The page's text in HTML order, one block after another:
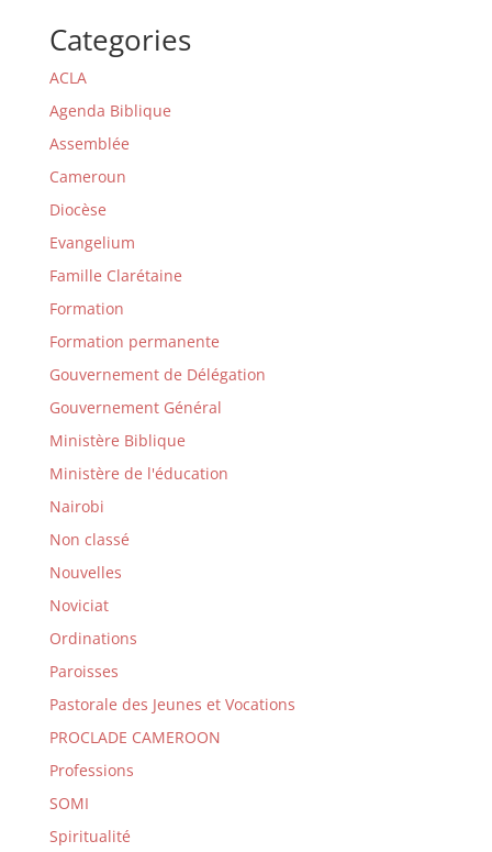
Categories
ACLA
Agenda Biblique
Assemblée
Cameroun
Diocèse
Evangelium
Famille Clarétaine
Formation
Formation permanente
Gouvernement de Délégation
Gouvernement Général
Ministère Biblique
Ministère de l'éducation
Nairobi
Non classé
Nouvelles
Noviciat
Ordinations
Paroisses
Pastorale des Jeunes et Vocations
PROCLADE CAMEROON
Professions
SOMI
Spiritualité